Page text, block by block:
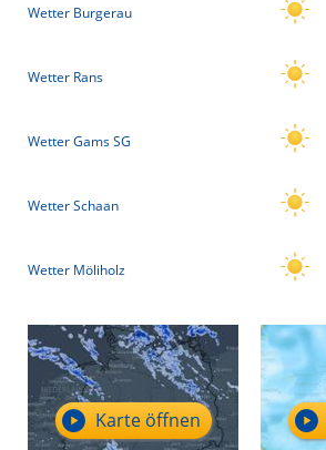
Wetter Burgerau
Wetter Rans
Wetter Gams SG
Wetter Schaan
Wetter Möliholz
Karte öffnen